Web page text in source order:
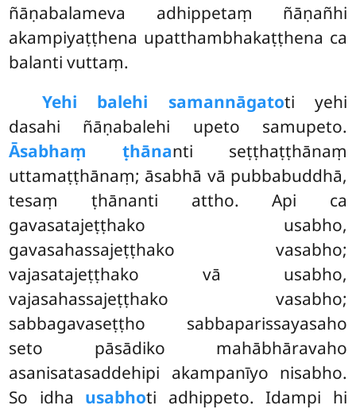
ñāṇabalameva adhippetaṃ ñāṇañhi
akampiyaṭṭhena upatthambhakaṭṭhena ca
balanti vuttaṃ.
Yehi balehi samannāgatoti yehi
dasahi ñāṇabalehi upeto samupeto.
Āsabhaṃ ṭhānanti seṭṭhaṭṭhānaṃ
uttamaṭṭhānaṃ; āsabhā vā pubbabuddhā,
tesaṃ ṭhānanti attho. Api ca
gavasatajeṭṭhako usabho,
gavasahassajeṭṭhako vasabho;
vajasatajeṭṭhako vā usabho,
vajasahassajeṭṭhako vasabho;
sabbagavaseṭṭho sabbaparissayasaho
seto pāsādiko mahābhāravaho
asanisatasaddehipi akampanīyo nisabho.
So idha usabhoti adhippeto. Idampi hi